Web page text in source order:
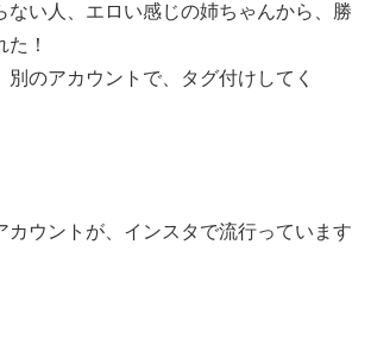
ない人、エロい感じの姉ちゃんから、勝
！
別のアカウントで、タグ付けしてく
カウントが、インスタで流行っています